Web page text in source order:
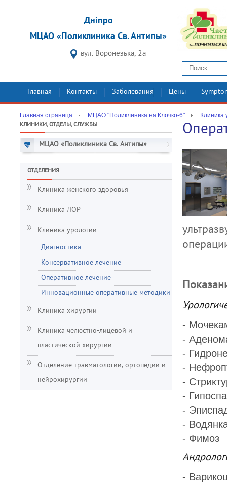
Дніпро
МЦАО «Поликлиника Св. Антипы»
вул. Воронезька, 2а
Главная Контакты Заболевания Цены
Главная страница МЦАО "Поликлиника на Клочко-6" Клиника
КЛИНИКИ, ОТДЕЛЫ, СЛУЖБЫ
МЦАО «Поликлиника Св. Антипы»
ОТДЕЛЕНИЯ
Клиника женского здоровья
Клиника ЛОР
Клиника урологии
Диагностика
Консервативное лечение
Оперативное лечение
Инновационные оперативные методики
Клиника хирургии
Клиника челюстно-лицевой и
пластической хирургии
Отделение травматологии, ортопедии и
нейрохирургии
-
-
-
-
-
-
-
-
- Фимоз
-